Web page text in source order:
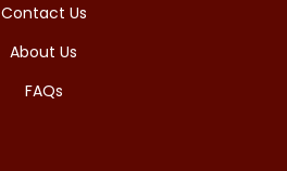
Contact Us
About Us
FAQs